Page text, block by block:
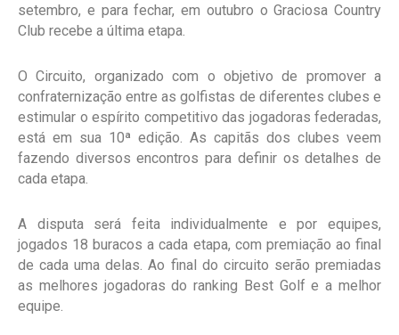
setembro, e para fechar, em outubro o Graciosa Country
Club recebe a última etapa.
O Circuito, organizado com o objetivo de promover a
confraternização entre as golfistas de diferentes clubes e
estimular o espírito competitivo das jogadoras federadas,
está em sua 10ª edição. As capitãs dos clubes veem
fazendo diversos encontros para definir os detalhes de
cada etapa.
A disputa será feita individualmente e por equipes,
jogados 18 buracos a cada etapa, com premiação ao final
de cada uma delas. Ao final do circuito serão premiadas
as melhores jogadoras do ranking Best Golf e a melhor
equipe.